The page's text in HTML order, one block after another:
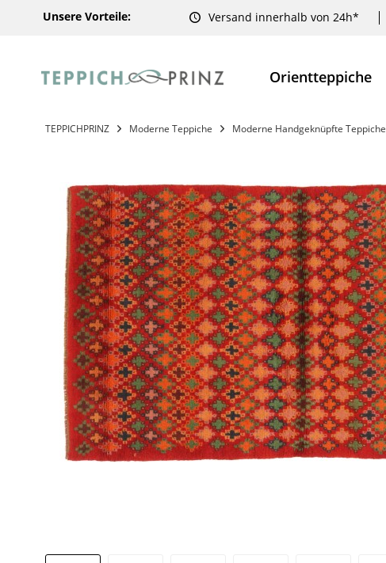
Unsere Vorteile: Versand innerhalb von 24h*
Orientteppiche
TEPPICHPRINZ Moderne Teppiche Moderne Handgeknüpfte Teppiche